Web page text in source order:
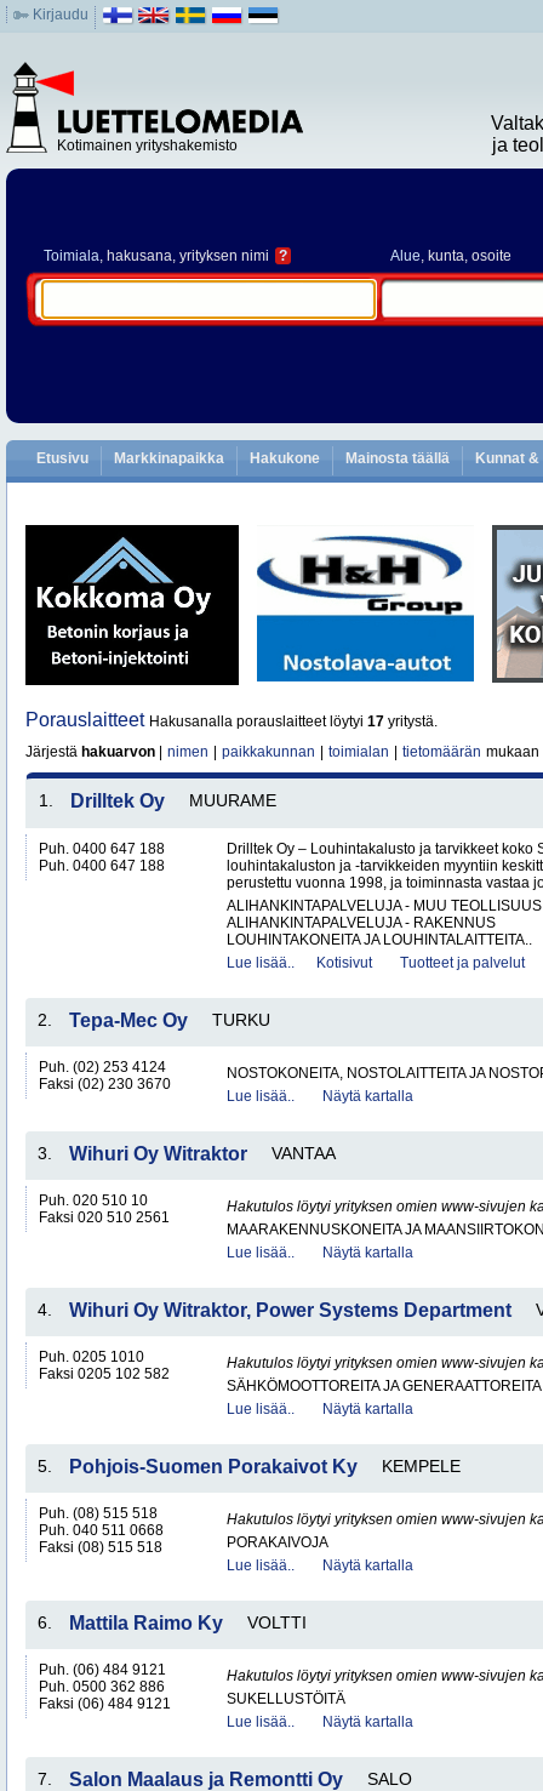
Kirjaudu
Kotimainen yrityshakemisto
ja
Toimiala, hakusana, yrityksen nimi ? Alue, kunta, osoite
Etusivu Markkinapaikka Hakukone Mainosta täällä Kunnat
Porauslaitteet Hakusanalla porauslaitteet löytyi 17 yritystä.
Järjestä hakuarvon nimen paikkakunnan toimialan tietomäärän mukaan
1. Drilltek Oy MUURAME
Puh. 0400 647 188
Puh. 0400 647 188
Drilltek Oy – Louhintakalusto ja tarvikkeet koko
louhintakaluston ja -tarvikkeiden myyntiin
perustettu vuonna 1998, ja toiminnasta vastaa
ALIHANKINTAPALVELUJA - MUU TEOLLISUUS
ALIHANKINTAPALVELUJA - RAKENNUS
LOUHINTAKONEITA JA LOUHINTALAITTEITA..
Lue lisää..
Kotisivut Tuotteet ja palvelut
2. Tepa-Mec Oy TURKU
Puh. (02) 253 4124
Faksi (02) 230 3670
NOSTOKONEITA, NOSTOLAITTEITA JA
Lue lisää..
Näytä kartalla
3. Wihuri Oy Witraktor VANTAA
Puh. 020 510 10
Faksi 020 510 2561
Hakutulos löytyi yrityksen omien www-sivujen
MAARAKENNUSKONEITA JA
Lue lisää..
Näytä kartalla
4. Wihuri Oy Witraktor, Power Systems Department
Puh. 0205 1010
Faksi 0205 102 582
Hakutulos löytyi yrityksen omien www-sivujen
SÄHKÖMOOTTOREITA JA GENERAATTOREITA
Lue lisää..
Näytä kartalla
5. Pohjois-Suomen Porakaivot Ky KEMPELE
Puh. (08) 515 518
Puh. 040 511 0668
Faksi (08) 515 518
Hakutulos löytyi yrityksen omien www-sivujen
PORAKAIVOJA
Lue lisää..
Näytä kartalla
6. Mattila Raimo Ky VOLTTI
Puh. (06) 484 9121
Puh. 0500 362 886
Faksi (06) 484 9121
Hakutulos löytyi yrityksen omien www-sivujen
SUKELLUSTÖITÄ
Lue lisää..
Näytä kartalla
7. Salon Maalaus ja Remontti Oy SALO